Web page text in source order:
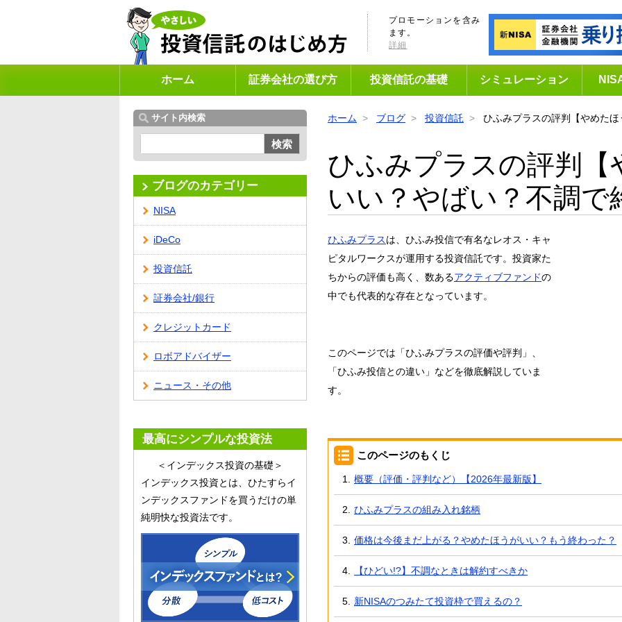
プロモーションを含み
ます。
詳細
ホーム 証券会社の選び方 投資信託の基礎 シミュレーション
ホーム ブログ 投資信託 ひふみプラスの評判【やめた
ひふみプラスの評判【
いい？やばい？不調で
ひふみプラスは、ひふみ投信で有名なレオス・キャ
ピタルワークスが運用する投資信託です。投資家た
ちからの評価も高く、数あるアクティブファンドの
中でも代表的な存在となっています。
このページでは「ひふみプラスの評価や評判」、
「ひふみ投信との違い」などを徹底解説していま
す。
このページのもくじ
概要（評価・評判など）【2026年最新版】
ひふみプラスの組み入れ銘柄
価格は今後まだ上がる？やめたほうがいい？もう終わった？
【ひどい!?】不調なときは解約すべきか
新NISAのつみたて投資枠で買えるの？
サイト内検索
検索
ブログのカテゴリー
NISA
iDeCo
投資信託
証券会社/銀行
クレジットカード
ロボアドバイザー
ニュース・その他
最高にシンプルな投資法
＜インデックス投資の基礎＞
インデックス投資とは、ひたすらイ
ンデックスファンドを買うだけの単
純明快な投資法です。